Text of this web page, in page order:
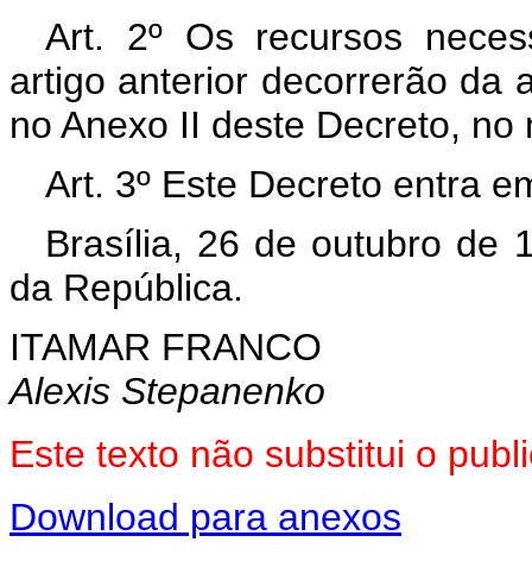
Art. 2º Os recursos
artigo anterior decorrerão da
no Anexo II deste Decreto,
Art. 3º Este Decreto entra
Brasília, 26 de outubro de
da República.
ITAMAR FRANCO
Alexis Stepanenko
Este texto não substitui o
Download para anexos